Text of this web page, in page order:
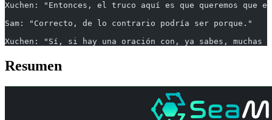
Xuchen: "Entonces, el truco aquí es que queremos que
Sam: "Correcto, de lo contrario podría ser porque."
Xuchen: "Sí, si hay una oración con, ya sabes,
Resumen